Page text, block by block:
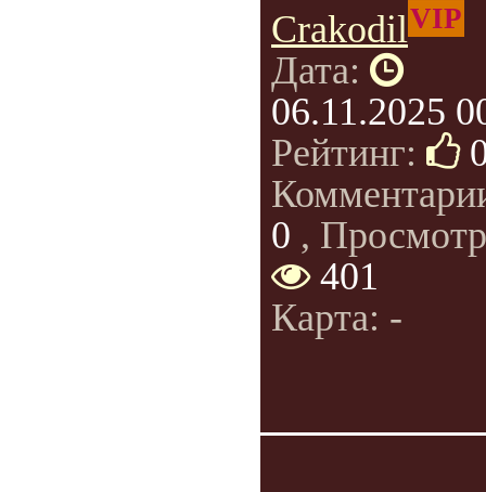
CrakodilVIP
Дата:
06.11.2025
Рейтинг:
0 ,
401
Карта: -